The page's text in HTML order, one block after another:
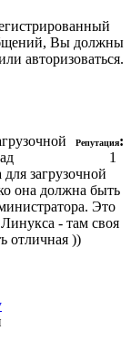
Вы должны
авторизоваться.
Репутация:
1
загрузочной
она должна быть
Это
- там своя
отличная ))